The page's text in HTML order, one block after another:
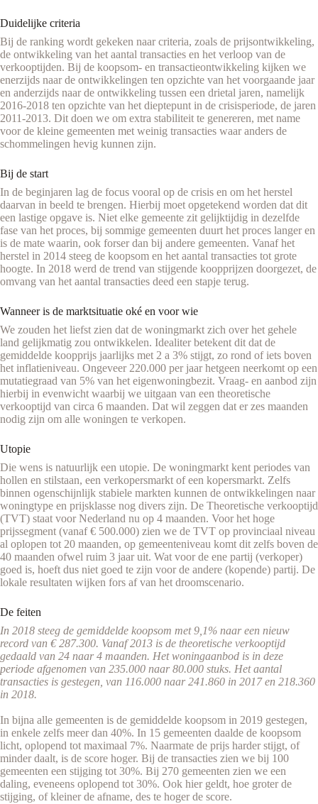
Duidelijke criteria
Bij de ranking wordt gekeken naar criteria, zoals de prijsontwikkeling,
de ontwikkeling van het aantal transacties en het verloop van de
verkooptijden. Bij de koopsom- en transactieontwikkeling kijken we
enerzijds naar de ontwikkelingen ten opzichte van het voorgaande jaar
en anderzijds naar de ontwikkeling tussen een drietal jaren, namelijk
2016-2018 ten opzichte van het dieptepunt in de crisisperiode, de jaren
2011-2013. Dit doen we om extra stabiliteit te genereren, met name
voor de kleine gemeenten met weinig transacties waar anders de
schommelingen hevig kunnen zijn.
Bij de start
In de beginjaren lag de focus vooral op de crisis en om het herstel
daarvan in beeld te brengen. Hierbij moet opgetekend worden dat dit
een lastige opgave is. Niet elke gemeente zit gelijktijdig in dezelfde
fase van het proces, bij sommige gemeenten duurt het proces langer en
is de mate waarin, ook forser dan bij andere gemeenten. Vanaf het
herstel in 2014 steeg de koopsom en het aantal transacties tot grote
hoogte. In 2018 werd de trend van stijgende koopprijzen doorgezet, de
omvang van het aantal transacties deed een stapje terug.
Wanneer is de marktsituatie oké en voor wie
We zouden het liefst zien dat de woningmarkt zich over het gehele
land gelijkmatig zou ontwikkelen. Idealiter betekent dit dat de
gemiddelde koopprijs jaarlijks met 2 a 3% stijgt, zo rond of iets boven
het inflatieniveau. Ongeveer 220.000 per jaar hetgeen neerkomt op een
mutatiegraad van 5% van het eigenwoningbezit. Vraag- en aanbod zijn
hierbij in evenwicht waarbij we uitgaan van een theoretische
verkooptijd van circa 6 maanden. Dat wil zeggen dat er zes maanden
nodig zijn om alle woningen te verkopen.
Utopie
Die wens is natuurlijk een utopie. De woningmarkt kent periodes van
hollen en stilstaan, een verkopersmarkt of een kopersmarkt. Zelfs
binnen ogenschijnlijk stabiele markten kunnen de ontwikkelingen naar
woningtype en prijsklasse nog divers zijn. De Theoretische verkooptijd
(TVT) staat voor Nederland nu op 4 maanden. Voor het hoge
prijssegment (vanaf € 500.000) zien we de TVT op provinciaal niveau
al oplopen tot 20 maanden, op gemeenteniveau komt dit zelfs boven de
40 maanden ofwel ruim 3 jaar uit. Wat voor de ene partij (verkoper)
goed is, hoeft dus niet goed te zijn voor de andere (kopende) partij. De
lokale resultaten wijken fors af van het droomscenario.
De feiten
In 2018 steeg de gemiddelde koopsom met 9,1% naar een nieuw
record van € 287.300. Vanaf 2013 is de theoretische verkooptijd
gedaald van 24 naar 4 maanden. Het woningaanbod is in deze
periode afgenomen van 235.000 naar 80.000 stuks. Het aantal
transacties is gestegen, van 116.000 naar 241.860 in 2017 en 218.360
in 2018.
In bijna alle gemeenten is de gemiddelde koopsom in 2019 gestegen,
in enkele zelfs meer dan 40%. In 15 gemeenten daalde de koopsom
licht, oplopend tot maximaal 7%. Naarmate de prijs harder stijgt, of
minder daalt, is de score hoger. Bij de transacties zien we bij 100
gemeenten een stijging tot 30%. Bij 270 gemeenten zien we een
daling, eveneens oplopend tot 30%. Ook hier geldt, hoe groter de
stijging, of kleiner de afname, des te hoger de score.